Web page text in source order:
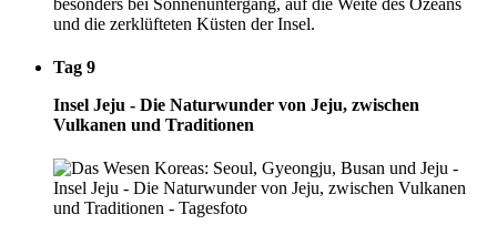
und die zerklüfteten Küsten der Insel.
Tag 9
Insel Jeju - Die Naturwunder von Jeju, zwischen
Vulkanen und Traditionen